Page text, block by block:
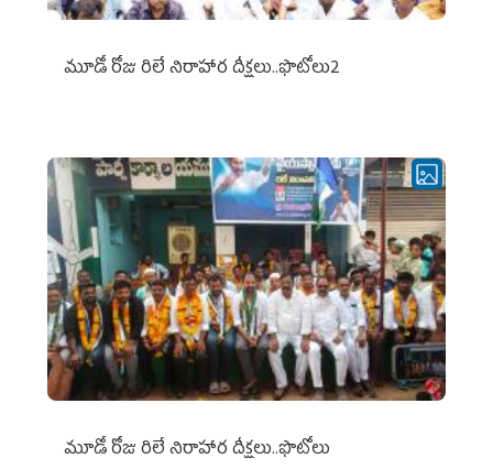
మూడో రోజు రిలే నిరాహార దీక్షలు..ఫొటోలు2
మూడో రోజు రిలే నిరాహార దీక్షలు..ఫొటోలు